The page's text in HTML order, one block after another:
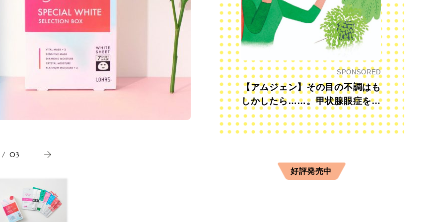
（写真左から）クリアリングマスク×2枚、トゥインクルブラック×2枚、ピ
ク×2枚の計7枚
/ 03
SPONSORED
【アムジェン】その目の不調はも
しかしたら……。甲状腺眼症を知
っていますか？
好評発売中